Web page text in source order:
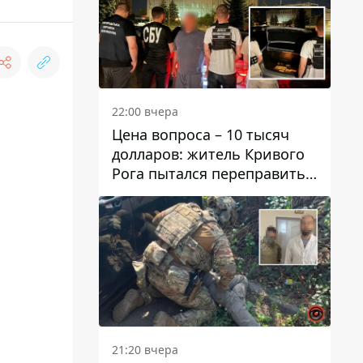
22:00 вчера
Цена вопроса – 10 тысяч
долларов: житель Кривого
Рога пытался переправить
мужчину в Словакию
21:20 вчера